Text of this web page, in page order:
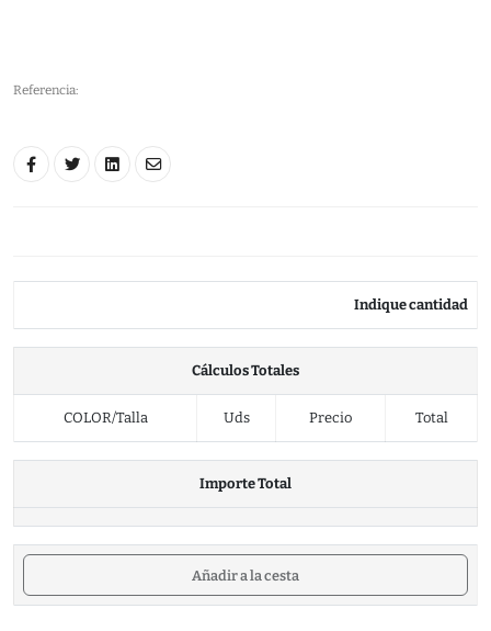
Referencia:
Indique cantidad
Cálculos Totales
COLOR/Talla Uds Precio Total
Importe Total
Añadir a la cesta